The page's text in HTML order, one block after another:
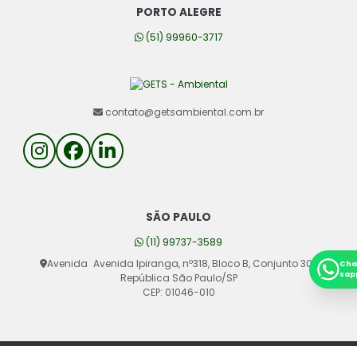
PORTO ALEGRE
(51) 99960-3717
contato@getsambiental.com.br
SÃO PAULO
(11) 99737-3589
Avenida Avenida Ipiranga, nº318, Bloco B, Conjunto 302
República São Paulo/SP
CEP: 01046-010